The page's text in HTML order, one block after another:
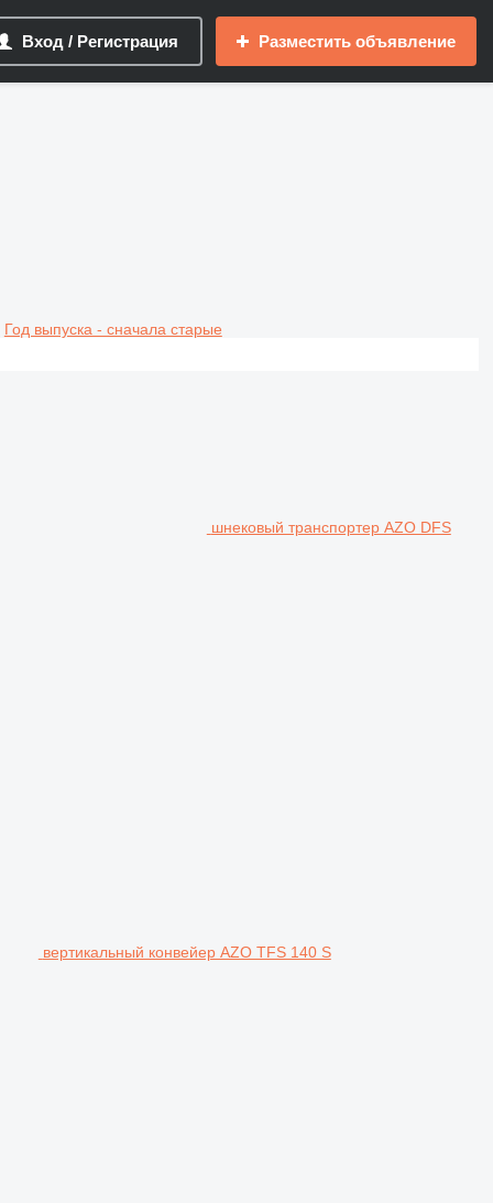
Вход / Регистрация Разместить объявление
Год выпуска - сначала старые
шнековый транспортер AZO DFS
вертикальный конвейер AZO TFS 140 S